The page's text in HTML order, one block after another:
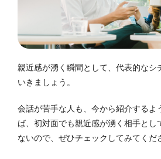
親近感が湧く瞬間として、代表的なシ
いきましょう。
会話が苦手な人も、今から紹介するよ
ば、初対面でも親近感が湧く相手とし
ないので、ぜひチェックしてみてくだ